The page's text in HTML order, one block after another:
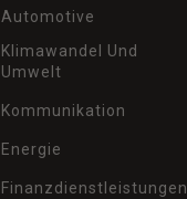
Automotive
Klimawandel Und
Umwelt
Kommunikation
Energie
Finanzdienstleistungen